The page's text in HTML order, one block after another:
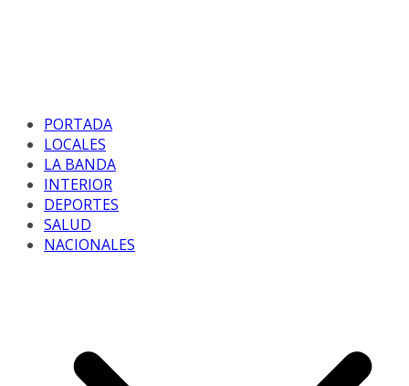
PORTADA
LOCALES
LA BANDA
INTERIOR
DEPORTES
SALUD
NACIONALES